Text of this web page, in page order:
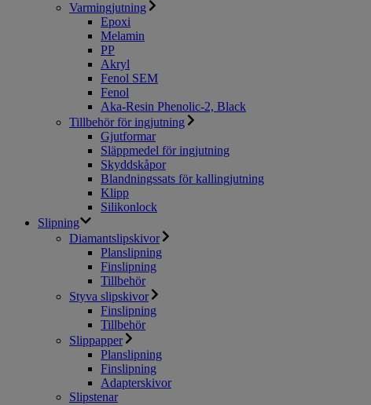
Varmingjutning
Epoxi
Melamin
PP
Akryl
Fenol SEM
Fenol
Aka-Resin Phenolic-2, Black
Tillbehör för ingjutning
Gjutformar
Släppmedel för ingjutning
Skyddskåpor
Blandningssats för kallingjutning
Klipp
Silikonlock
Slipning
Diamantslipskivor
Planslipning
Finslipning
Tillbehör
Styva slipskivor
Finslipning
Tillbehör
Slippapper
Planslipning
Finslipning
Adapterskivor
Slipstenar